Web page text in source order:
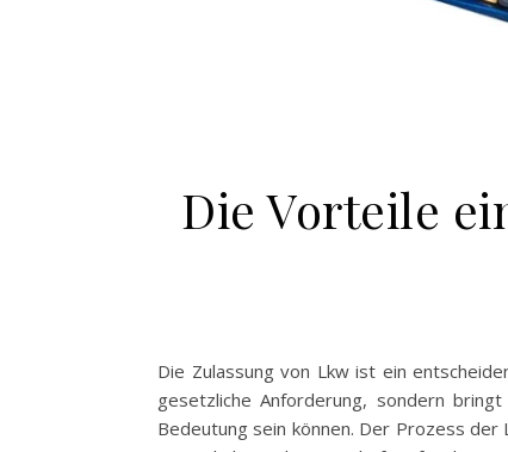
Die Vorteile
Die Zulassung von Lkw ist ein
gesetzliche Anforderung, sondern
Bedeutung sein können. Der Prozess